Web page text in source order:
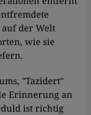
der Welt
wie sie
"Tazidert"
Erinnerung an
ist richtig